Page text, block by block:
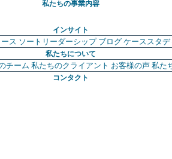
私たちの事業内容
インサイト
ス ソートリーダーシップ ブログケーススタデ
私たちについて
チーム 私たちのクライアント お客様の声私た
コンタクト